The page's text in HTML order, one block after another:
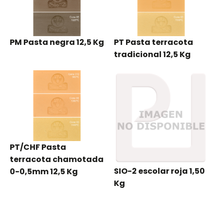
PM Pasta negra 12,5 Kg
PT Pasta terracota
tradicional 12,5 Kg
PT/CHF Pasta
terracota chamotada
0-0,5mm 12,5 Kg
SIO-2 escolar roja 1,50
Kg